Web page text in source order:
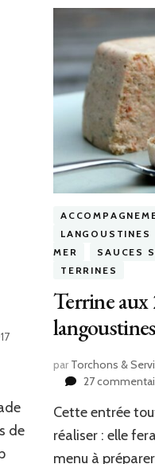
de
LANGOUSTINES
MER
SAUCES
TERRINES
Terrine aux
par Torchons &
27
Cette entrée
réaliser : elle
menu à